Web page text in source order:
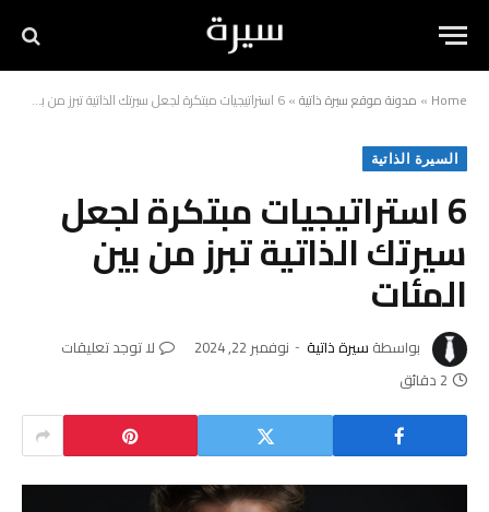
Home
» مدونة موقع سيرة ذاتية»6 استراتيجيات مبتكرة لجعل سيرتك الذاتية تبرز من بين المئات
السيرة الذاتية
6 استراتيجيات مبتكرة لجعل
سيرتك الذاتية تبرز من بين
المئات
بواسطة سيرة ذاتية نوفمبر 22, 2024
لا توجد تعليقات
2 دقائق